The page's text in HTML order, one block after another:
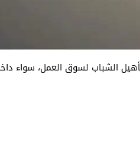
الشباب لسوق العمل، سواء